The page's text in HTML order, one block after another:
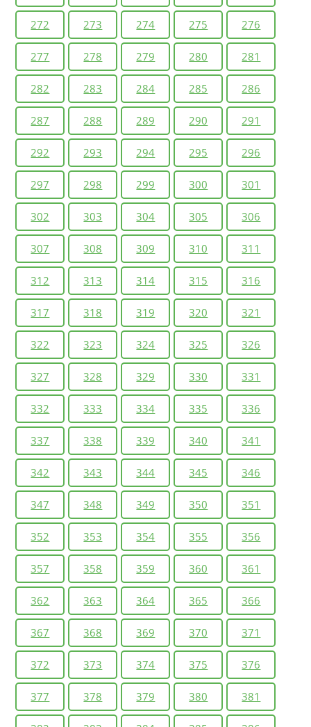
272 273 274 275 276
277 278 279 280 281
282 283 284 285 286
287 288 289 290 291
292 293 294 295 296
297 298 299 300 301
302 303 304 305 306
307 308 309 310 311
312 313 314 315 316
317 318 319 320 321
322 323 324 325 326
327 328 329 330 331
332 333 334 335 336
337 338 339 340 341
342 343 344 345 346
347 348 349 350 351
352 353 354 355 356
357 358 359 360 361
362 363 364 365 366
367 368 369 370 371
372 373 374 375 376
377 378 379 380 381